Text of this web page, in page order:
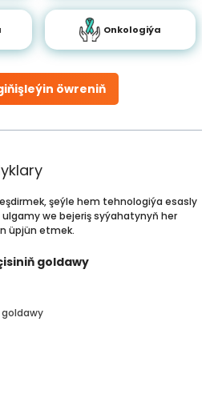
öwreniň
Onkologiýa
şeýle hem tehnologiýa esasly
we bejeriş syýahatynyň her
üpjün etmek.
goldawy